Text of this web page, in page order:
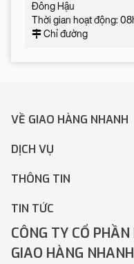
Đông Hậu
Thời gian hoạt động:
Chỉ đường
VỀ GIAO HÀNG NHANH
DỊCH VỤ
THÔNG TIN
TIN TỨC
CÔNG TY CỔ
GIAO HÀNG NHANH